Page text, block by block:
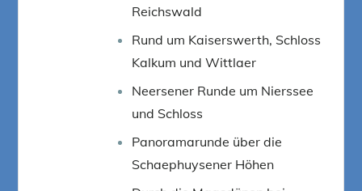
Reichswald
Rund um Kaiserswerth, Schloss
Kalkum und Wittlaer
Neersener Runde um Nierssee
und Schloss
Panoramarunde über die
Schaephuysener Höhen